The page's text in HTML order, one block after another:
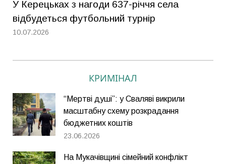
У Керецьках з нагоди 637-річчя села
відбудеться футбольний турнір
10.07.2026
КРИМІНАЛ
“Мертві душі”: у Сваляві викрили
масштабну схему розкрадання
бюджетних коштів
23.06.2026
На Мукачівщині сімейний конфлікт